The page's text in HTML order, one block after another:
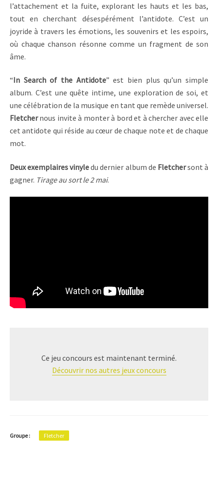
l’attachement et la fuite, explorant les hauts et les bas,
tout en cherchant désespérément l’antidote. C’est un
joyride à travers les émotions, les souvenirs et les espoirs,
où chaque chanson résonne comme un fragment de son
âme.
“In Search of the Antidote” est bien plus qu’un simple
album. C’est une quête intime, une exploration de soi, et
une célébration de la musique en tant que remède universel.
Fletchernous invite à monter à bord et à chercher avec elle
cet antidote qui réside au cœur de chaque note et de chaque
mot.
Deux exemplaires vinyledu dernier album de Fletchersont à
gagner. Tirage au sort le 2 mai.
Ce jeu concours est maintenant terminé.
Découvrir nos autres jeux concours
Groupe : Fletcher